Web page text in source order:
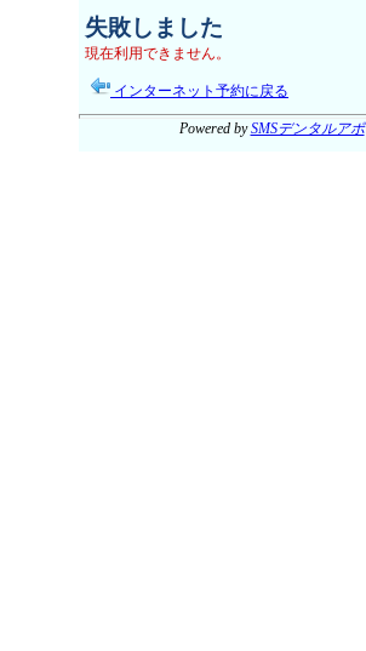
失敗しました
現在利用できません。
インターネット予約に戻る
Powered bySMSデンタルアポ